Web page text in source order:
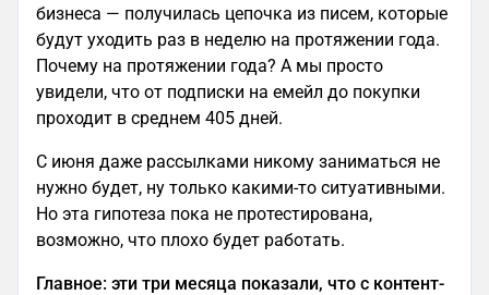
бизнеса — получилась цепочка из писем, которые
будут уходить раз в неделю на протяжении года.
Почему на протяжении года? А мы просто
увидели, что от подписки на емейл до покупки
проходит в среднем 405 дней.
С июня даже рассылками никому заниматься не
нужно будет, ну только какими-то ситуативными.
Но эта гипотеза пока не протестирована,
возможно, что плохо будет работать.
Главное: эти три месяца показали, что с контент-